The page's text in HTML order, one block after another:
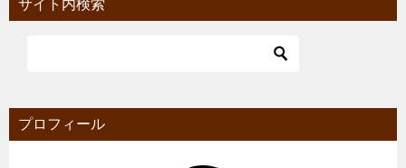
サイト内検索
プロフィール